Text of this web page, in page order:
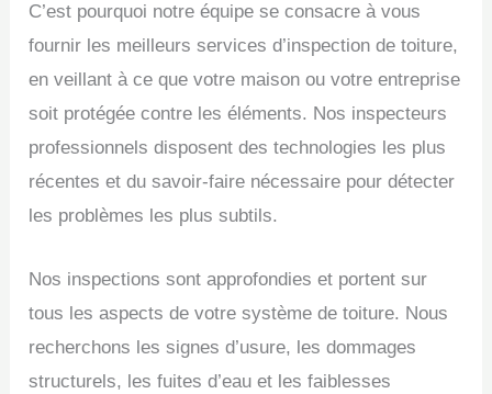
C’est pourquoi notre équipe se consacre à vous
fournir les meilleurs services d’inspection de toiture,
en veillant à ce que votre maison ou votre entreprise
soit protégée contre les éléments. Nos inspecteurs
professionnels disposent des technologies les plus
récentes et du savoir-faire nécessaire pour détecter
les problèmes les plus subtils.
Nos inspections sont approfondies et portent sur
tous les aspects de votre système de toiture. Nous
recherchons les signes d’usure, les dommages
structurels, les fuites d’eau et les faiblesses